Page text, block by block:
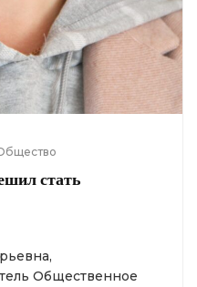
стать
Общественное